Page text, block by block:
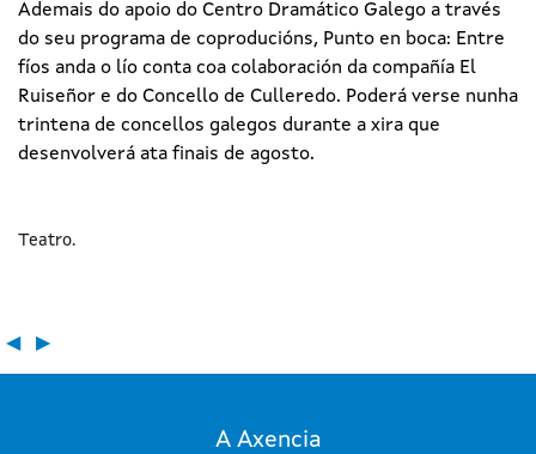
Ademais do apoio do Centro Dramático Galego a través
do seu programa de coproducións, Punto en boca: Entre
fíos anda o lío conta coa colaboración da compañía El
Ruiseñor e do Concello de Culleredo. Poderá verse nunha
trintena de concellos galegos durante a xira que
desenvolverá ata finais de agosto.
Teatro
◀ ▶
A Axencia